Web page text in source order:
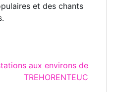
et des chants
aux environs de
TREHORENTEUC